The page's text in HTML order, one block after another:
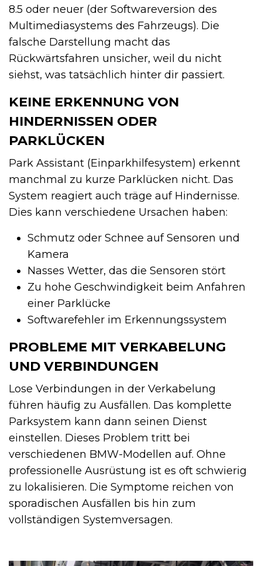
8.5 oder neuer (der Softwareversion des
Multimediasystems des Fahrzeugs). Die
falsche Darstellung macht das
Rückwärtsfahren unsicher, weil du nicht
siehst, was tatsächlich hinter dir passiert.
KEINE ERKENNUNG VON
HINDERNISSEN ODER
PARKLÜCKEN
Park Assistant (Einparkhilfesystem) erkennt
manchmal zu kurze Parklücken nicht. Das
System reagiert auch träge auf Hindernisse.
Dies kann verschiedene Ursachen haben:
Schmutz oder Schnee auf Sensoren und
Kamera
Nasses Wetter, das die Sensoren stört
Zu hohe Geschwindigkeit beim Anfahren
einer Parklücke
Softwarefehler im Erkennungssystem
PROBLEME MIT VERKABELUNG
UND VERBINDUNGEN
Lose Verbindungen in der Verkabelung
führen häufig zu Ausfällen. Das komplette
Parksystem kann dann seinen Dienst
einstellen. Dieses Problem tritt bei
verschiedenen BMW-Modellen auf. Ohne
professionelle Ausrüstung ist es oft schwierig
zu lokalisieren. Die Symptome reichen von
sporadischen Ausfällen bis hin zum
vollständigen Systemversagen.